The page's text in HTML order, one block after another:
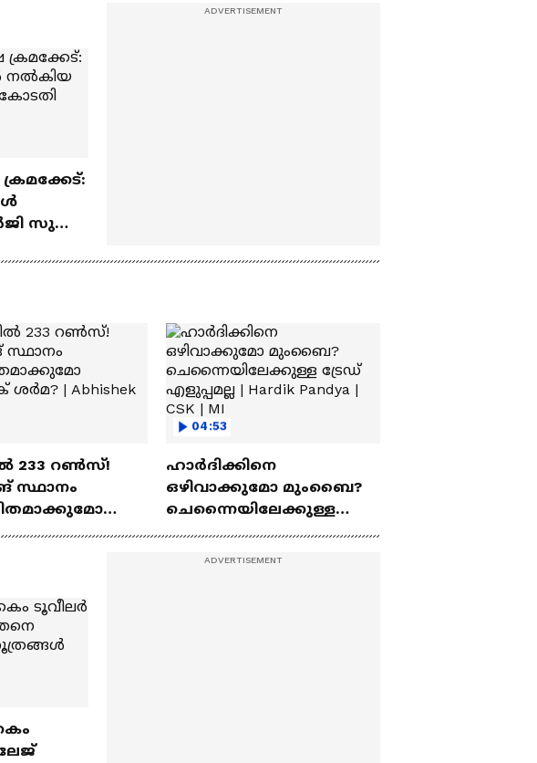
സംഭരണശേഷിയുടെ
ക്രമക്കേട്:
233 റണ്‍സ്!
സ്ഥാനം
ശർമ? |
04:53
ഹാർദിക്കിനെ
ഒഴിവാക്കുമോ മുംബൈ?
ചെന്നൈയിലേക്കുള്ള
ട്രേഡ് എളുപ്പമല്ല | Hardik